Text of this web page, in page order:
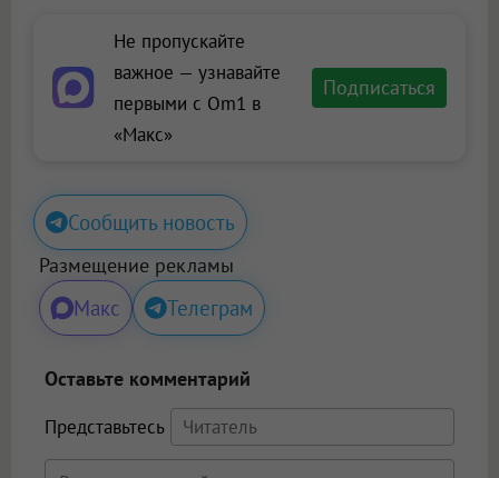
Не пропускайте
важное — узнавайте
первыми с Om1 в
«Макс»
Подписаться
Сообщить новость
Размещение рекламы
Макс Телеграм
Оставьте комментарий
Представьтесь